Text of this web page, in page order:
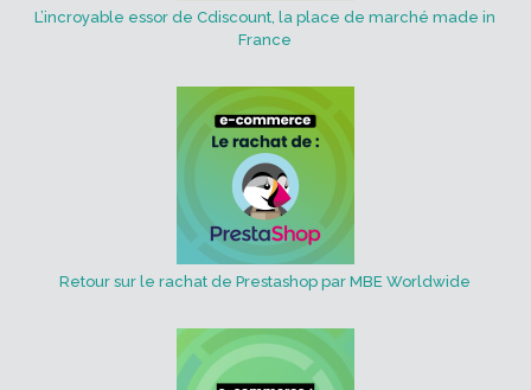
L’incroyable essor de Cdiscount, la place de marché made in
France
Retour sur le rachat de Prestashop par MBE Worldwide